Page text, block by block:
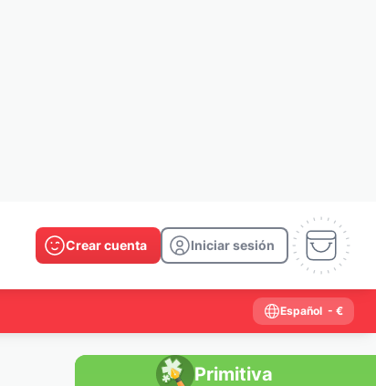
Crear cuenta Iniciar sesión
Español - €
Primitiva